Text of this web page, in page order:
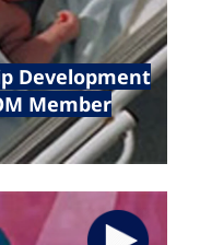
Development
Member